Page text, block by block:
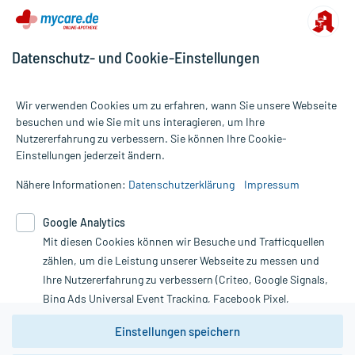
Alle Preise gelten inkl. MwSt., ggf. zzgl. Versandkosten
Informationen auf dieser Website werden ausschließlich für
die Untersuchung und Behandlung durch einen Arzt. Bitte
Therapien eingeleitet werden können. | Diese Webseite benutzt
Google Analytics. Lesen Sie bitte dazu die wichtigen Hinweise in
unserer Datenschutzerklärung. Für den Widerruf einer Bestellung
nutzen Sie das Formular:
Vertrag widerrufen
Datenschutz- und Cookie-Einstellungen
Wir verwenden Cookies um zu erfahren, wann Sie unsere Webseite
besuchen und wie Sie mit uns interagieren, um Ihre
Nutzererfahrung zu verbessern. Sie können Ihre Cookie-
Einstellungen jederzeit ändern.
Nähere Informationen: Datenschutzerklärung Impressum
Google Analytics
Mit diesen Cookies können wir Besuche und Trafficquellen
zählen, um die Leistung unserer Webseite zu messen und
Ihre Nutzererfahrung zu verbessern (Criteo, Google Signals,
Bing Ads Universal Event Tracking, Facebook Pixel,
Youtube-Social Plugin).
Wir weisen darauf hin, dass die
Einstellungen speichern